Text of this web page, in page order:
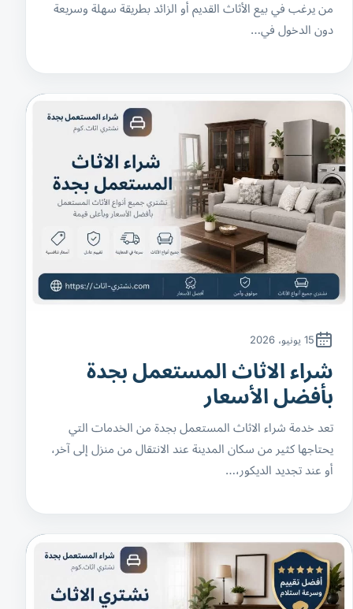
من يرغب في بيع الأثاث القديم أو الزائد بطريقة سهلة وسريعة
دون الدخول في…
15 يونيو، 2026
شراء الاثاث المستعمل بجدة
بأفضل الأسعار
تعد خدمة شراء الاثاث المستعمل بجدة من الخدمات التي
يحتاجها كثير من سكان المدينة عند الانتقال من منزل إلى آخر،
أو عند تجديد الديكور،…